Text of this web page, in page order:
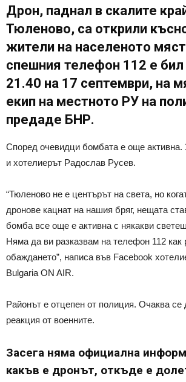
Дрон, паднал в скалите
Тюленово, са открили
жители на населеното
спешния телефон 112 е
21.40 на 17 септември, на
екип на местното РУ на
предаде БНР.
Според очевидци бомбата е още активна.
и хотелиерът Радослав Русев.
“Тюленово не е центърът на света, но
дронове кацнат на нашия бряг, нещата
бомба все още е активна с някакви
Няма да ви разказвам на телефон 112 как
обаждането”, написа във Facebook
Bulgaria ON AIR.
Районът е отцепен от полиция. Очаква се
реакция от военните.
Засега няма официална
какъв е дронът, откъде е